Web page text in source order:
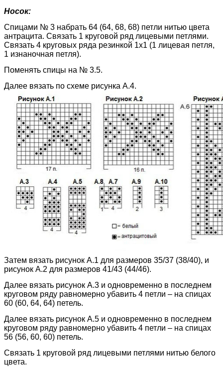
Носок:
Спицами № 3 набрать 64 (64, 68, 68) петли нитью цвета
антрацита. Связать 1 круговой ряд лицевыми петлями.
Связать 4 круговых ряда резинкой 1х1 (1 лицевая петля,
1 изнаночная петля).
Поменять спицы на № 3.5.
Далее вязать по схеме рисунка А.4.
Затем вязать рисунок А.1 для размеров 35/37 (38/40), и
рисунок А.2 для размеров 41/43 (44/46).
Далее вязать рисунок А.3 и одновременно в последнем
круговом ряду равномерно убавить 4 петли – на спицах
60 (60, 64, 64) петель.
Далее вязать рисунок А.5 и одновременно в последнем
круговом ряду равномерно убавить 4 петли – на спицах
56 (56, 60, 60) петель.
Связать 1 круговой ряд лицевыми петлями нитью белого
цвета.